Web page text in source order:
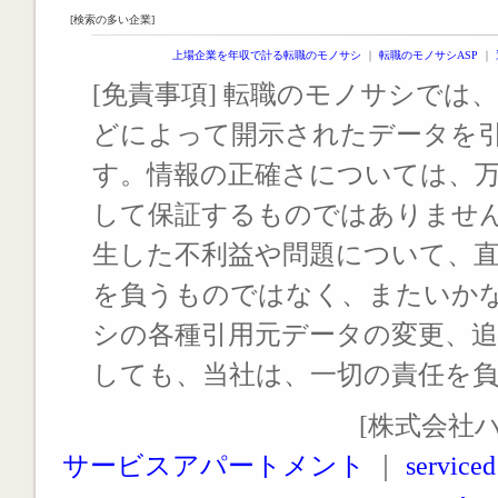
[検索の多い企業]
上場企業を年収で計る転職のモノサシ ｜ 転職のモノサシASP ｜
[免責事項] 転職のモノサシでは
どによって開示されたデータを
す。情報の正確さについては、
して保証するものではありませ
生した不利益や問題について、
を負うものではなく、またいか
シの各種引用元データの変更、
しても、当社は、一切の責任を
[株式会社
サービスアパートメント